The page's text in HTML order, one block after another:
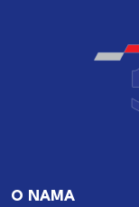
O NAMA